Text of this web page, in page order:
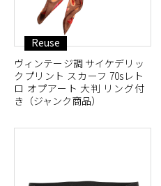
Reuse
ヴィンテージ調 サイケデリッ
クプリント スカーフ 70sレト
ロ オプアート 大判 リング付
き（ジャンク商品）